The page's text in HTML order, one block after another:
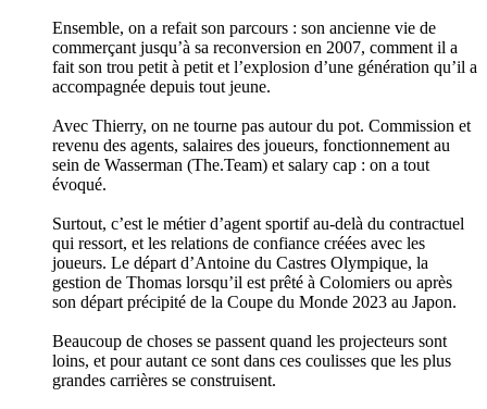
Ensemble, on a refait son parcours : son ancienne vie de
commerçant jusqu’à sa reconversion en 2007, comment il a
fait son trou petit à petit et l’explosion d’une génération qu’il a
accompagnée depuis tout jeune.
Avec Thierry, on ne tourne pas autour du pot. Commission et
revenu des agents, salaires des joueurs, fonctionnement au
sein de Wasserman (The.Team) et salary cap : on a tout
évoqué.
Surtout, c’est le métier d’agent sportif au-delà du contractuel
qui ressort, et les relations de confiance créées avec les
joueurs. Le départ d’Antoine du Castres Olympique, la
gestion de Thomas lorsqu’il est prêté à Colomiers ou après
son départ précipité de la Coupe du Monde 2023 au Japon.
Beaucoup de choses se passent quand les projecteurs sont
loins, et pour autant ce sont dans ces coulisses que les plus
grandes carrières se construisent.